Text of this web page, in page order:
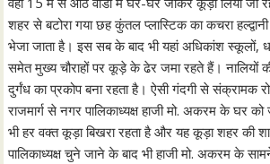
शहर से बटोरा गया छह कुंतल प्लास्टिक का कचरा
भेजा जाता है। इस सब के बाद भी यहां अधिकांश स्कूलों,
समेत मुख्य चौराहों पर कूड़े के ढेर जमा रहते हैं। नालियों
दुर्गंध का प्रकोप बना रहता है। ऐसी गंदगी से संक्रामक
राजमार्ग से नगर पालिकाध्यक्ष हाजी मो. अकरम के घर
भी हर वक्त कूड़ा बिखरा रहता है और यह कूड़ा शहर की
पालिकाध्यक्ष चुने जाने के बाद भी हाजी मो. अकरम के